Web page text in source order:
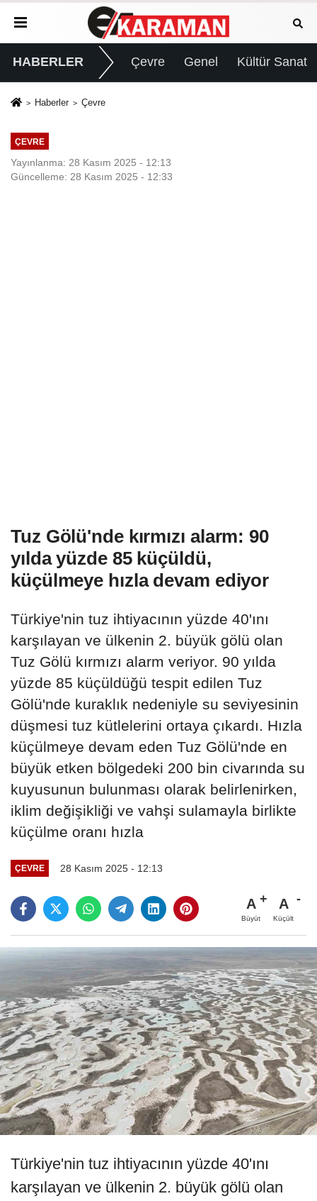
HABERLER Çevre Genel Kültür Sanat
Haberler Çevre
ÇEVRE
Yayınlanma: 28 Kasım 2025 - 12:13
Güncelleme: 28 Kasım 2025 - 12:33
Tuz Gölü'nde kırmızı alarm: 90
yılda yüzde 85 küçüldü,
küçülmeye hızla devam ediyor
Türkiye'nin tuz ihtiyacının yüzde 40'ını
karşılayan ve ülkenin 2. büyük gölü olan
Tuz Gölü kırmızı alarm veriyor. 90 yılda
yüzde 85 küçüldüğü tespit edilen Tuz
Gölü'nde kuraklık nedeniyle su seviyesinin
düşmesi tuz kütlelerini ortaya çıkardı. Hızla
küçülmeye devam eden Tuz Gölü'nde en
büyük etken bölgedeki 200 bin civarında su
kuyusunun bulunması olarak belirlenirken,
iklim değişikliği ve vahşi sulamayla birlikte
küçülme oranı hızla
ÇEVRE 28 Kasım 2025 - 12:13
A
Büyüt
A
Küçült
Türkiye'nin tuz ihtiyacının yüzde 40'ını
karşılayan ve ülkenin 2. büyük gölü olan